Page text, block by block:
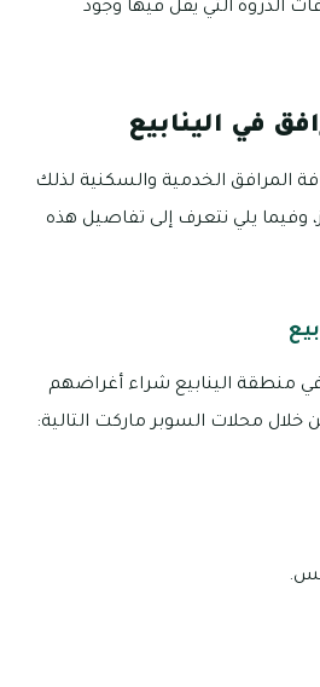
الذروة التي يقل فيها وجود
في الينابيع
المرافق الخدمية والسكنية لذلك
وفيما يلي نتعرف إلى تفاصيل هذه
منطقة الينابيع شراء أغراضهم
خلال محلات السوبر ماركت التالية: